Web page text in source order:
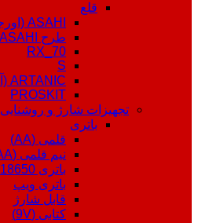
قلع
ASAHI (اورجینال)
طرح ASAHI
RX_70
S
ARTANIC (آرتانیک)
PROSKIT
تجهیزات شارژ و روشنایی
باتری
قلمی (AA)
نیم قلمی (AAA)
باتری 18650
باتری ویپ
قابل شارژ
کتابی (9V)